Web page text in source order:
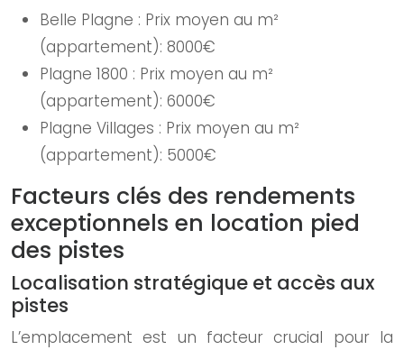
Belle Plagne : Prix moyen au m²
(appartement): 8000€
Plagne 1800 : Prix moyen au m²
(appartement): 6000€
Plagne Villages : Prix moyen au m²
(appartement): 5000€
Facteurs clés des rendements
exceptionnels en location pied
des pistes
Localisation stratégique et accès aux
pistes
L’emplacement est un facteur crucial pour la